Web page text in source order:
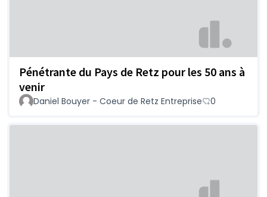
Pénétrante du Pays de Retz pour les 50 ans à
venir
Daniel Bouyer - Coeur de Retz Entreprise 0